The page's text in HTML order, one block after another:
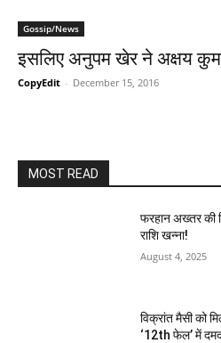
Gossip/News
इसलिए अनुपम खेर ने अक्षय
CopyEdit - December 15, 2016
MOST READ
फरहान अख्तर की
राशि खन्ना!
August 4, 2025
विक्रांत मैसी को
‘12th फेल’ में